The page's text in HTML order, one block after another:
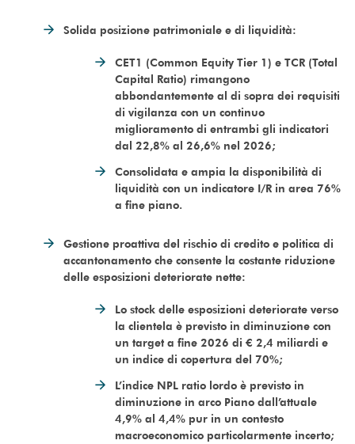
Solida posizione patrimoniale e di liquidità:
CET1 (Common Equity Tier 1) e TCR (Total
Capital Ratio) rimangono
abbondantemente al di sopra dei requisiti
di vigilanza con un continuo
miglioramento di entrambi gli indicatori
dal 22,8% al 26,6% nel 2026;
Consolidata e ampia la disponibilità di
liquidità con un indicatore I/R in area 76%
a fine piano.
Gestione proattiva del rischio di credito e politica di
accantonamento che consente la costante riduzione
delle esposizioni deteriorate nette:
Lo stock delle esposizioni deteriorate verso
la clientela è previsto in diminuzione con
un target a fine 2026 di € 2,4 miliardi e
un indice di copertura del 70%;
L’indice NPL ratio lordo è previsto in
diminuzione in arco Piano dall’attuale
4,9% al 4,4% pur in un contesto
macroeconomico particolarmente incerto;